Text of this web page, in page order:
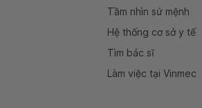
Tầm nhìn sứ mệnh
Hệ thống cơ sở y tế
Tìm bác sĩ
Làm việc tại Vinmec